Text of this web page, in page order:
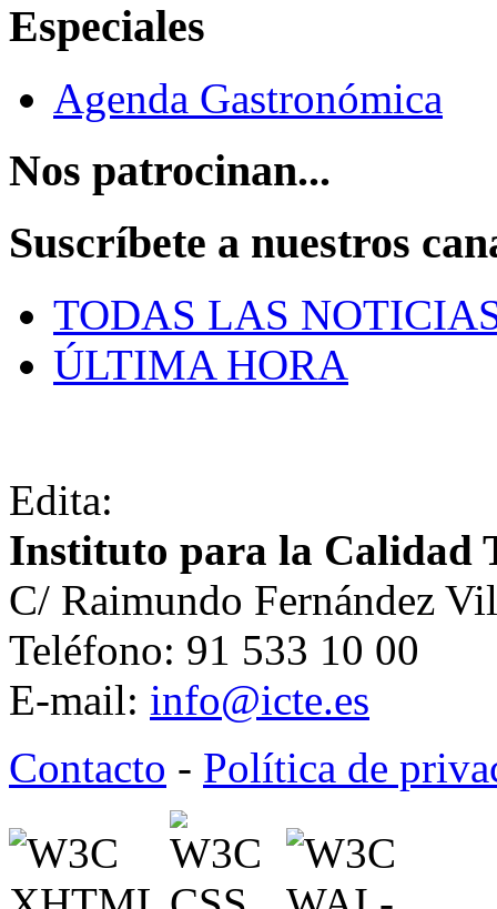
Especiales
Agenda Gastronómica
Nos patrocinan...
Suscríbete a nuestros
TODAS LAS
ÚLTIMA HORA
Edita:
Instituto para la Calidad
C/ Raimundo Fernández
Teléfono: 91 533 10 00
E-mail: info@icte.es
Contacto - Política de